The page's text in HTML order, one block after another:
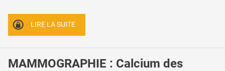
LIRE LA SUITE
MAMMOGRAPHIE : Calcium des